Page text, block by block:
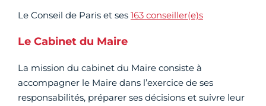
Le Conseil de Paris et ses 163 conseiller(e)s
Le Cabinet du Maire
La mission du cabinet du Maire consiste à
accompagner le Maire dans l’exercice de ses
responsabilités, préparer ses décisions et suivre leur